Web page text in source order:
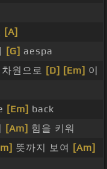
[A]
[G] aespa
원으로 [D] [Em] 이
[Em] back
[Am] 힘을 키워
뜻까지 보여
[Am]